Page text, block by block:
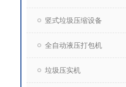
竖式垃圾压缩设备
全自动液压打包机
垃圾压实机